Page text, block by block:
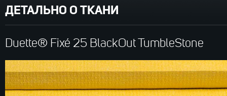
ДЕТАЛЬНО О ТКАНИ
Duette® Fixé 25 BlackOut TumbleStone